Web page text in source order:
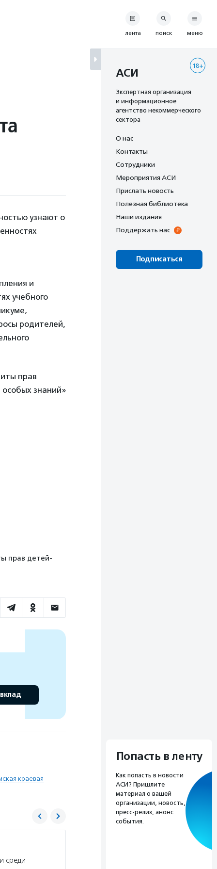
узнают о
и
учебного
родителей,
прав
знаний»
прав детей-
краевая
среди
лента поиск меню
18+
АСИ
Экспертная организация
и информационное
агентство некоммерческого
сектора
О нас
Контакты
Сотрудники
Мероприятия АСИ
Прислать новость
Полезная библиотека
Наши издания
Поддержать нас
Подписаться
Попасть в ленту
Как попасть в новости
АСИ? Пришлите
материал о вашей
организации, новость,
пресс-релиз, анонс
события.